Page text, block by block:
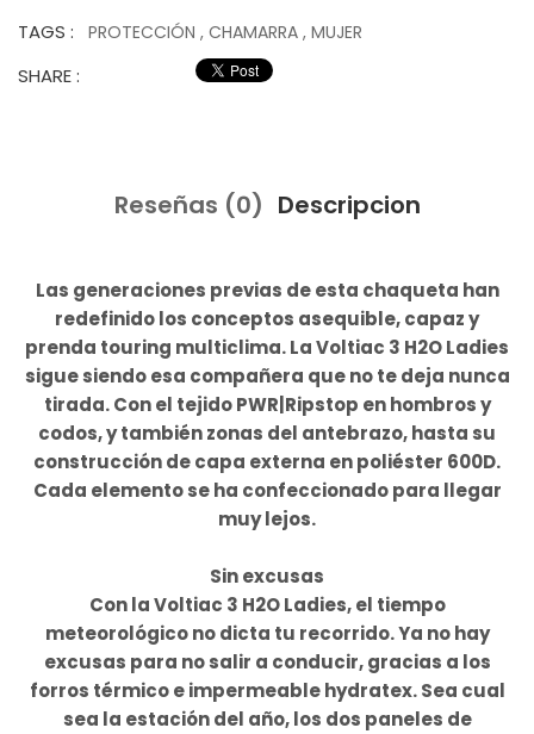
TAGS : PROTECCIÓN , CHAMARRA , MUJER
SHARE :
Reseñas (0) Descripcion
Las generaciones previas de esta chaqueta han
redefinido los conceptos asequible, capaz y
prenda touring multiclima. La Voltiac 3 H2O Ladies
sigue siendo esa compañera que no te deja nunca
tirada. Con el tejido PWR|Ripstop en hombros y
codos, y también zonas del antebrazo, hasta su
construcción de capa externa en poliéster 600D.
Cada elemento se ha confeccionado para llegar
muy lejos.
Sin excusas
Con la Voltiac 3 H2O Ladies, el tiempo
meteorológico no dicta tu recorrido. Ya no hay
excusas para no salir a conducir, gracias a los
forros térmico e impermeable hydratex. Sea cual
sea la estación del año, los dos paneles de